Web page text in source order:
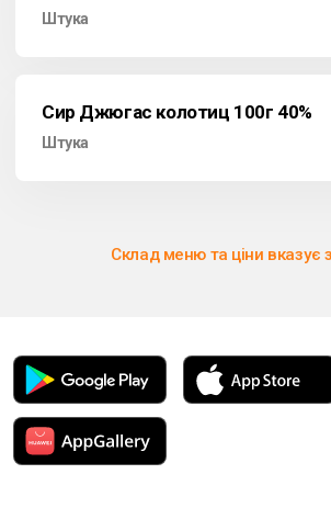
Штука
Сир Джюгас колотиц 100г 40%
Штука
Склад меню та ціни вказує